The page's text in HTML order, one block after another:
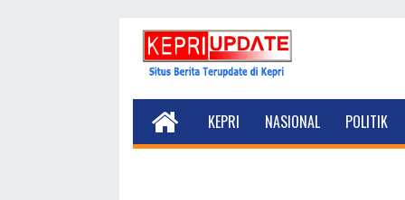
KEPRI NASIONAL POLITIK